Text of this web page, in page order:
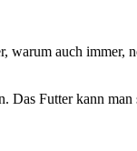
warum auch immer,
Das Futter kann